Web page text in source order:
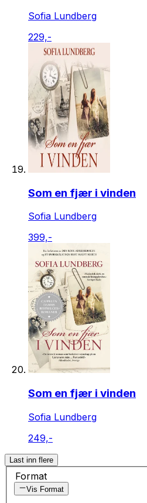
Sofia Lundberg
229,-
Som en fjær i vinden
Sofia Lundberg
399,-
Som en fjær i vinden
Sofia Lundberg
249,-
Last inn flere
Format
Vis Format